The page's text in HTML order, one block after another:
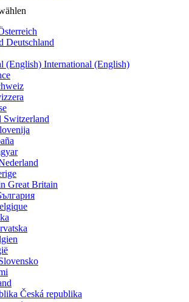
Deutschland
International (English)
Switzerland
Great Britain
Česká republika